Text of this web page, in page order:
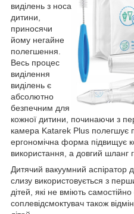
виділень з носа
дитини,
приносячи
йому негайне
полегшення.
Весь процес
виділення
виділень є
абсолютно
безпечним для
кожної дитини, починаючи з
камера Katarek Plus полегшує
ергономічна форма підвищує
використання, а довгий шланг
Дитячий вакуумний аспіратор
слизу використовується з
дітей, які не вміють
соплевідсмоктувач також